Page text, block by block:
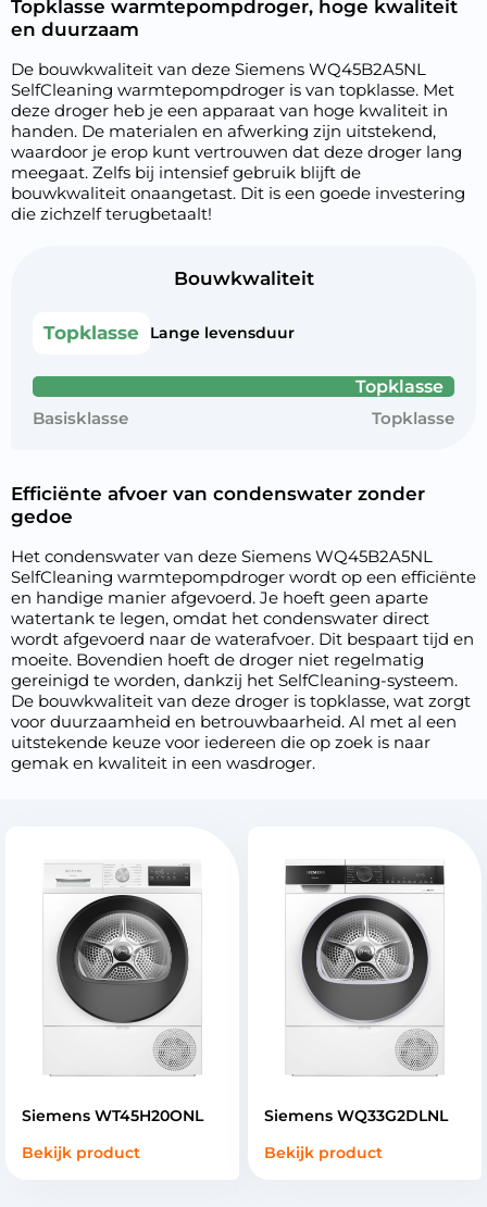
Topklasse warmtepompdroger, hoge kwaliteit
en duurzaam
De bouwkwaliteit van deze Siemens WQ45B2A5NL
SelfCleaning warmtepompdroger is van topklasse. Met
deze droger heb je een apparaat van hoge kwaliteit in
handen. De materialen en afwerking zijn uitstekend,
waardoor je erop kunt vertrouwen dat deze droger lang
meegaat. Zelfs bij intensief gebruik blijft de
bouwkwaliteit onaangetast. Dit is een goede investering
die zichzelf terugbetaalt!
Bouwkwaliteit
Topklasse Lange levensduur
Topklasse
Basisklasse
Topklasse
Efficiënte afvoer van condenswater zonder
gedoe
Het condenswater van deze Siemens WQ45B2A5NL
SelfCleaning warmtepompdroger wordt op een efficiënte
en handige manier afgevoerd. Je hoeft geen aparte
watertank te legen, omdat het condenswater direct
wordt afgevoerd naar de waterafvoer. Dit bespaart tijd en
moeite. Bovendien hoeft de droger niet regelmatig
gereinigd te worden, dankzij het SelfCleaning-systeem.
De bouwkwaliteit van deze droger is topklasse, wat zorgt
voor duurzaamheid en betrouwbaarheid. Al met al een
uitstekende keuze voor iedereen die op zoek is naar
gemak en kwaliteit in een wasdroger.
Siemens WT45H20ONL
Bekijk product
Siemens WQ33G2DLNL
Bekijk product